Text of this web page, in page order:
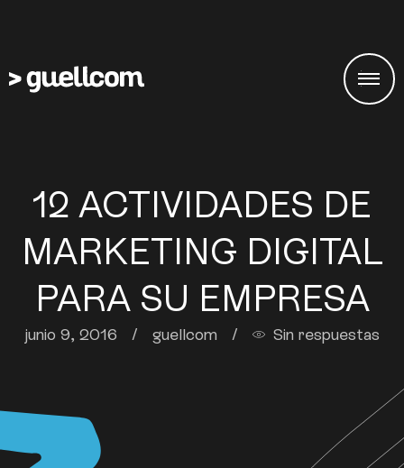
12 ACTIVIDADES DE
MARKETING DIGITAL
PARA SU EMPRESA
junio 9, 2016 / guellcom / Sin respuestas